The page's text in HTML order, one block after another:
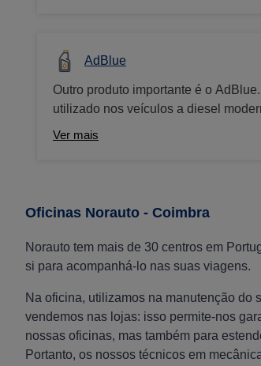
alvo de todas as atenções dos
Faça um check up gratuito aos
em qualquer oficina Norauto
AdBlue
Outro produto importante é o
utilizado nos veículos a diesel
reduzir os óxidos de azoto
Ver mais
Oficinas Norauto - Coimbra
Norauto tem mais de 30 centros em
si para acompanhá-lo nas suas viagens.
Na oficina, utilizamos na manutenção do
vendemos nas lojas: isso permite-nos
nossas oficinas, mas também para
Portanto, os nossos técnicos em